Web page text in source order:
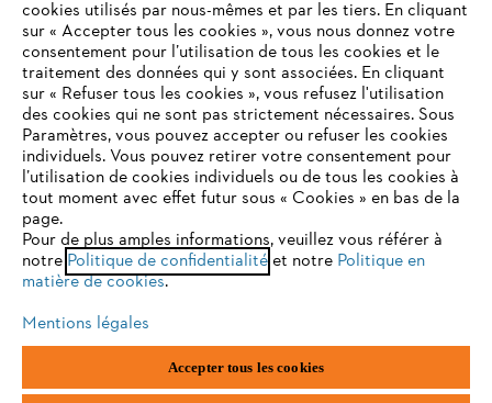
Contact
Politique de protection des données
Mentions légales Utilisation des cookies
ANDREAS STIHL NV, Veurtstraat 117, 2870 Puurs-Sint-Amands,
België/Belgique
VOTRE NAVIGATEUR INTERNET
N'EST PLUS PRIS EN CHARGE
Vous utilisez un navigateur Internet que nous ne prenons plus
en charge, et certaines fonctionnalités de notre site ne
peuvent fonctionner correctement. Pour une utilisation
optimale de notre site, nous vous recommandons de passer à
l'un des navigateurs suivants :
firefox chrome
cookies utilisés par nous-mêmes et par les tiers. En cliquant
sur « Accepter tous les cookies », vous nous donnez votre
consentement pour l’utilisation de tous les cookies et le
traitement des données qui y sont associées. En cliquant
sur « Refuser tous les cookies », vous refusez l'utilisation
des cookies qui ne sont pas strictement nécessaires. Sous
Paramètres, vous pouvez accepter ou refuser les cookies
individuels. Vous pouvez retirer votre consentement pour
l’utilisation de cookies individuels ou de tous les cookies à
tout moment avec effet futur sous « Cookies » en bas de la
page.
Pour de plus amples informations, veuillez vous référer à
notre Politique de confidentialitéet notre Politique en
matière de cookies.
Mentions légales
Accepter tous les cookies